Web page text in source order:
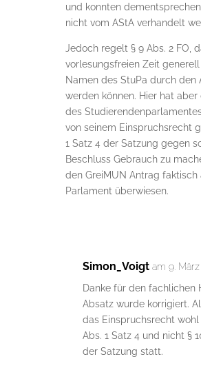
und konnten
nicht vom AStA verhandelt
Jedoch regelt § 9 Abs. 2 FO,
vorlesungsfreien Zeit
Namen des StuPa durch den
werden können. Hier hat aber
des
von seinem Einspruchsrecht
1 Satz 4 der Satzung gegen
Beschluss Gebrauch zu
den GreiMUN Antrag faktisch
Parlament überwiesen.
Simon_Voigt am 9. März
Danke für den fachlichen
Absatz wurde korrigiert.
das Einspruchsrecht wohl
Abs. 1 Satz 4 und nicht §
der Satzung statt.